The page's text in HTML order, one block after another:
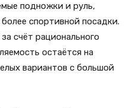
подножки и руль,
спортивной посадки.
счёт рационального
остаётся на
вариантов с большой